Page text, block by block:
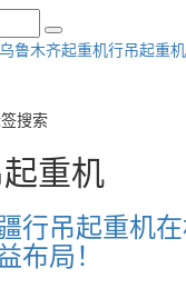
乌鲁木齐起重机行吊起重机
搜索
重机
行吊起重机
布局！